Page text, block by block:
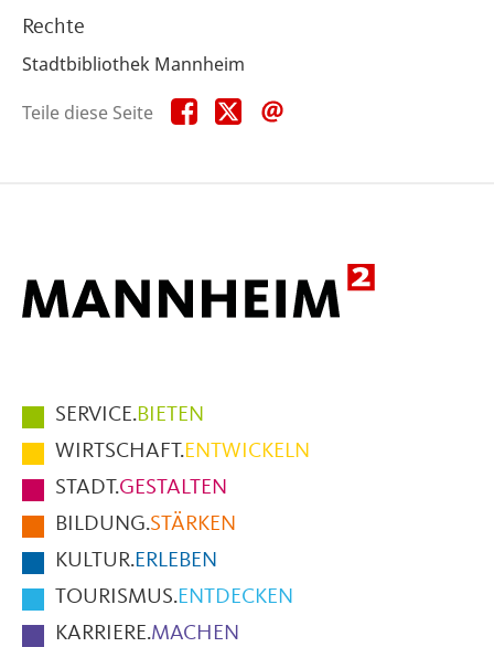
Rechte
Stadtbibliothek Mannheim
Teile diese Seite
Teile
diese
Teile
diese
Hauptmenüpunkte
im
Fußbereich
der
Seite
SERVICE.BIETEN
WIRTSCHAFT.ENTWICKELN
STADT.GESTALTEN
BILDUNG.STÄRKEN
KULTUR.ERLEBEN
TOURISMUS.ENTDECKEN
KARRIERE.MACHEN